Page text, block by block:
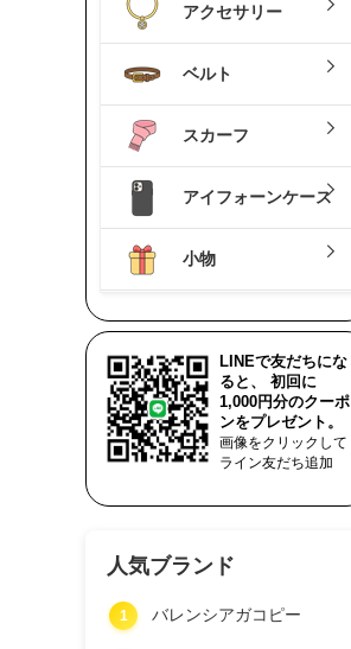
アクセサリー
ベルト
スカーフ
アイフォーンケース
小物
LINEで友だちにな
ると、 初回に
1,000円分のクーポ
ンをプレゼント。
画像をクリックして
ライン友だち追加
人気ブランド
1 バレンシアガコピー